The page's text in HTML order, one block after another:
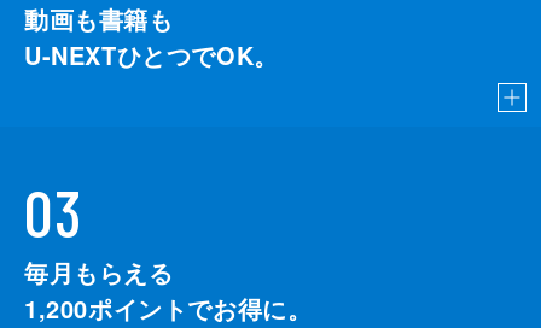
動画も書籍も
U-NEXTひとつでOK。
03
毎月もらえる
1,200ポイントでお得に。